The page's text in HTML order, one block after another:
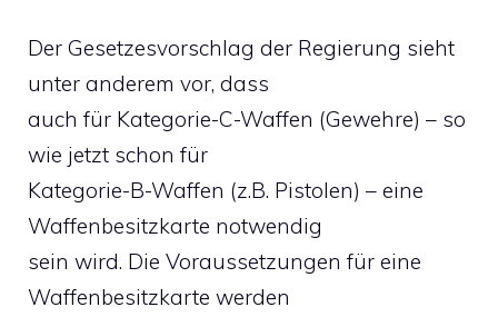
Der Gesetzesvorschlag der Regierung sieht
unter anderem vor, dass
auch für Kategorie-C-Waffen (Gewehre) – so
wie jetzt schon für
Kategorie-B-Waffen (z.B. Pistolen) – eine
Waffenbesitzkarte notwendig
sein wird. Die Voraussetzungen für eine
Waffenbesitzkarte werden